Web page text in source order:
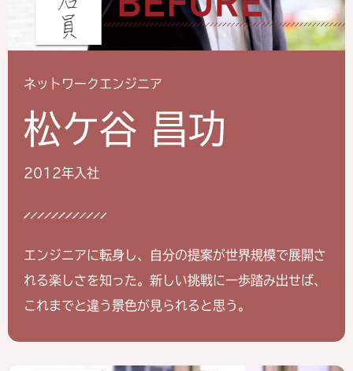
ネットワークエンジニア
松ケ谷 昌功
2012年入社
エンジニアに転身し、自分の提案が世界規模で展開さ
れる楽しさを知った。新しい挑戦に一歩踏み出せば、
これまでと違う景色が見られると思う。